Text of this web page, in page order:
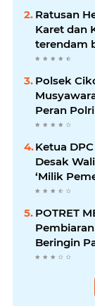
Ratusan
Karet dan
terendam
Polsek
Peran
dan
Ketua
Desak
‘Milik
Dinas,
POTRET
Beringin
'Bencana'